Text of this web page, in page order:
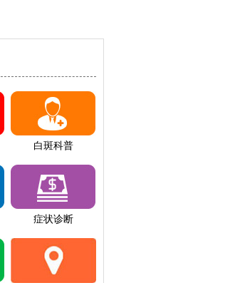
白斑科普
症状诊断